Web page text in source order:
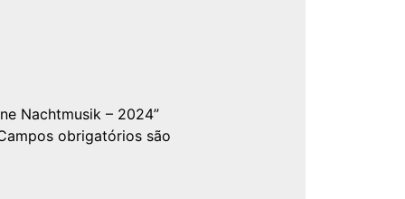
Nachtmusik – 2024”
obrigatórios são